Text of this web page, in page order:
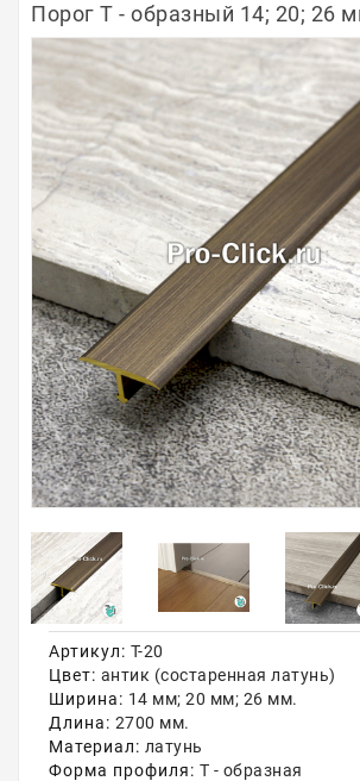
Полосы из металла
Плинтуса
Профили для стекла и SPC
Обводы для труб
Алюминиевые профили
Крепёж и крепления
Садовая мебель
Оплата
Доставка
Самовывоз
Контакты
Акции
Порог Т - образный 14; 20; 26
Артикул: Т-20
Цвет: антик (состаренная латунь)
Ширина: 14 мм; 20 мм; 26 мм.
Длина: 2700 мм.
Материал: латунь
Форма профиля: Т - образная